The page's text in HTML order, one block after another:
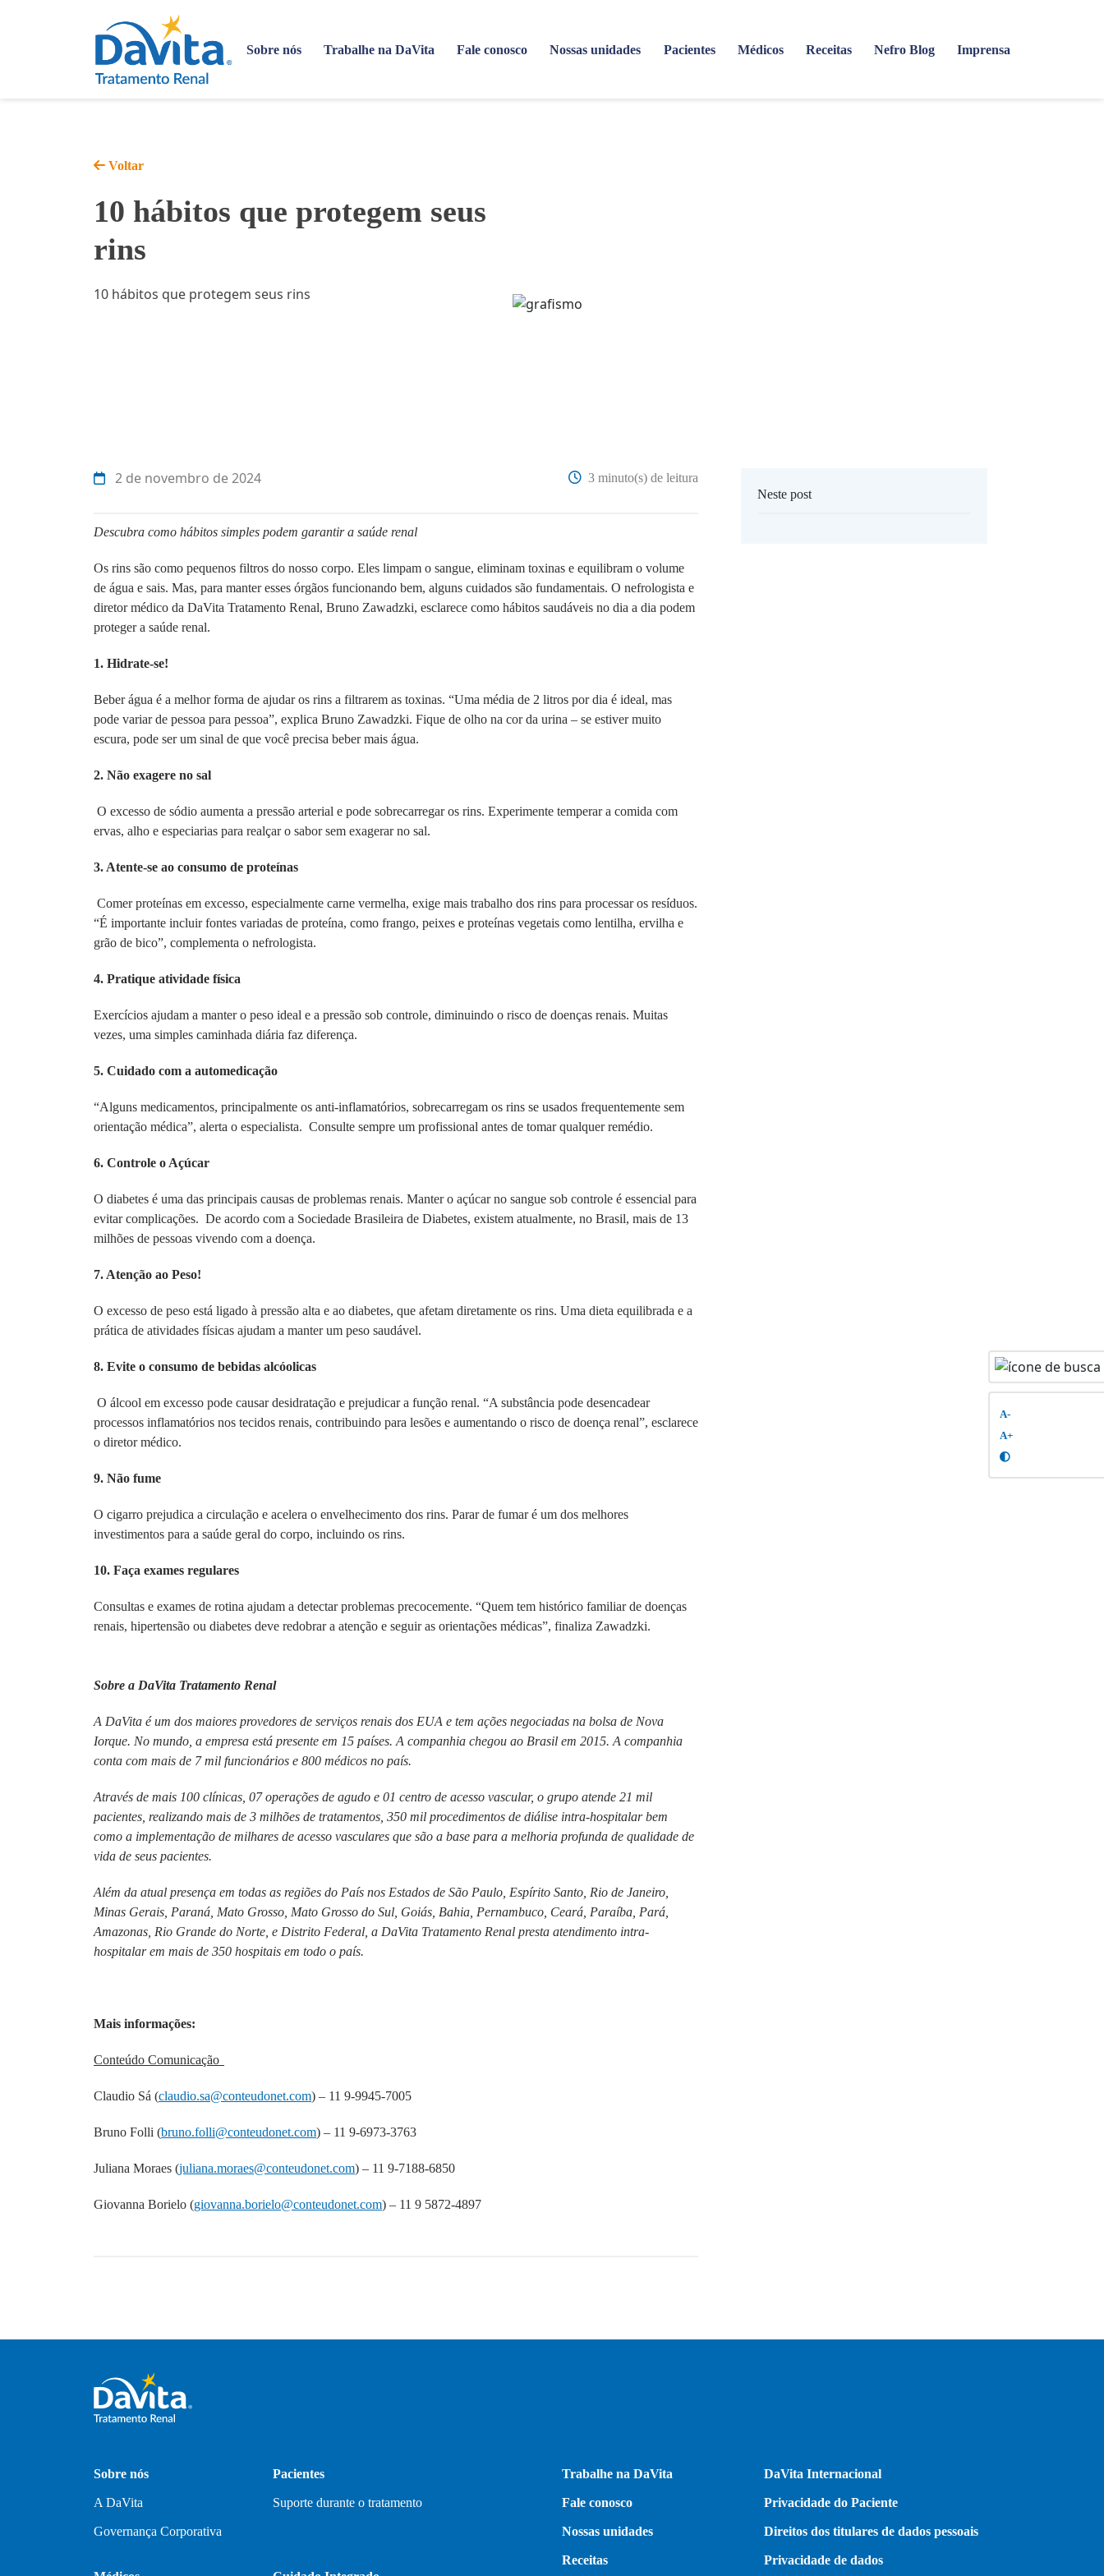
Sobre nós Trabalhe na DaVita Fale conosco Nossas unidades Pacientes Médicos Receitas Nefro Blog Imprensa
A-
A+
Voltar
10 hábitos que protegem seus
rins
10 hábitos que protegem seus rins
2 de novembro de 2024 3 minuto(s) de leitura
Descubra como hábitos simples podem garantir a saúde renal
Os rins são como pequenos filtros do nosso corpo. Eles limpam o sangue, eliminam toxinas e equilibram o volume
de água e sais. Mas, para manter esses órgãos funcionando bem, alguns cuidados são fundamentais. O nefrologista e
diretor médico da DaVita Tratamento Renal, Bruno Zawadzki, esclarece como hábitos saudáveis no dia a dia podem
proteger a saúde renal.
1. Hidrate-se!
Beber água é a melhor forma de ajudar os rins a filtrarem as toxinas. “Uma média de 2 litros por dia é ideal, mas
pode variar de pessoa para pessoa”, explica Bruno Zawadzki. Fique de olho na cor da urina – se estiver muito
escura, pode ser um sinal de que você precisa beber mais água.
2. Não exagere no sal
O excesso de sódio aumenta a pressão arterial e pode sobrecarregar os rins. Experimente temperar a comida com
ervas, alho e especiarias para realçar o sabor sem exagerar no sal.
3. Atente-se ao consumo de proteínas
Comer proteínas em excesso, especialmente carne vermelha, exige mais trabalho dos rins para processar os resíduos.
“É importante incluir fontes variadas de proteína, como frango, peixes e proteínas vegetais como lentilha, ervilha e
grão de bico”, complementa o nefrologista.
4. Pratique atividade física
Exercícios ajudam a manter o peso ideal e a pressão sob controle, diminuindo o risco de doenças renais. Muitas
vezes, uma simples caminhada diária faz diferença.
5. Cuidado com a automedicação
“Alguns medicamentos, principalmente os anti-inflamatórios, sobrecarregam os rins se usados frequentemente sem
orientação médica”, alerta o especialista. Consulte sempre um profissional antes de tomar qualquer remédio.
6. Controle o Açúcar
O diabetes é uma das principais causas de problemas renais. Manter o açúcar no sangue sob controle é essencial para
evitar complicações. De acordo com a Sociedade Brasileira de Diabetes, existem atualmente, no Brasil, mais de 13
milhões de pessoas vivendo com a doença.
7. Atenção ao Peso!
O excesso de peso está ligado à pressão alta e ao diabetes, que afetam diretamente os rins. Uma dieta equilibrada e a
prática de atividades físicas ajudam a manter um peso saudável.
8. Evite o consumo de bebidas alcóolicas
O álcool em excesso pode causar desidratação e prejudicar a função renal. “A substância pode desencadear
processos inflamatórios nos tecidos renais, contribuindo para lesões e aumentando o risco de doença renal”, esclarece
o diretor médico.
9. Não fume
O cigarro prejudica a circulação e acelera o envelhecimento dos rins. Parar de fumar é um dos melhores
investimentos para a saúde geral do corpo, incluindo os rins.
10. Faça exames regulares
Consultas e exames de rotina ajudam a detectar problemas precocemente. “Quem tem histórico familiar de doenças
renais, hipertensão ou diabetes deve redobrar a atenção e seguir as orientações médicas”, finaliza Zawadzki.
Sobre a DaVita Tratamento Renal
A DaVita é um dos maiores provedores de serviços renais dos EUA e tem ações negociadas na bolsa de Nova
Iorque. No mundo, a empresa está presente em 15 países. A companhia chegou ao Brasil em 2015. A companhia
conta com mais de 7 mil funcionários e 800 médicos no país.
Através de mais 100 clínicas, 07 operações de agudo e 01 centro de acesso vascular, o grupo atende 21 mil
pacientes, realizando mais de 3 milhões de tratamentos, 350 mil procedimentos de diálise intra-hospitalar bem
como a implementação de milhares de acesso vasculares que são a base para a melhoria profunda de qualidade de
vida de seus pacientes.
Além da atual presença em todas as regiões do País nos Estados de São Paulo, Espírito Santo, Rio de Janeiro,
Minas Gerais, Paraná, Mato Grosso, Mato Grosso do Sul, Goiás, Bahia, Pernambuco, Ceará, Paraíba, Pará,
Amazonas, Rio Grande do Norte, e Distrito Federal, a DaVita Tratamento Renal presta atendimento intra-
hospitalar em mais de 350 hospitais em todo o país.
Mais informações:
Conteúdo Comunicação
Claudio Sá (claudio.sa@conteudonet.com) – 11 9-9945-7005
Bruno Folli (bruno.folli@conteudonet.com) – 11 9-6973-3763
Juliana Moraes (juliana.moraes@conteudonet.com) – 11 9-7188-6850
Giovanna Borielo (giovanna.borielo@conteudonet.com) – 11 9 5872-4897
Neste post
Sobre nós
A DaVita
Governança Corporativa
Pacientes
Suporte durante o tratamento
Trabalhe na DaVita DaVita Internacional
Fale conosco Privacidade do Paciente
Nossas unidades Direitos dos titulares de dados pessoais
Receitas Privacidade de dados